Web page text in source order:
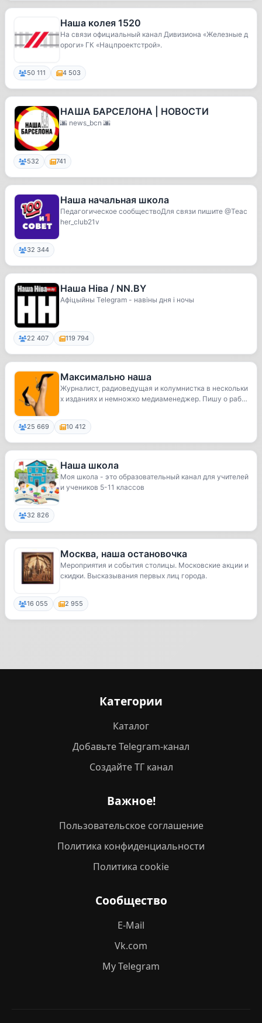
Наша колея 1520
На связи официальный канал Дивизиона «Железные д
ороги» ГК «Нацпроектстрой».
50 111 4 503
НАША БАРСЕЛОНА | НОВОСТИ
🌆 news_bcn 🌆
532 741
Наша начальная школа
Педагогическое сообществоДля связи пишите @Teac
her_club21v
32 344
Наша Нiва / NN.BY
Афiцыйны Telegram - навiны дня i ночы
22 407 119 794
Максимально наша
Журналист, радиоведущая и колумнистка в нескольки
х изданиях и немножко медиаменеджер. Пишу о раб
25 669 10 412
Наша школа
Моя школа - это образовательный канал для учителей
и учеников 5-11 классов
32 826
Москва, наша остановочка
Мероприятия и события столицы. Московские акции и
скидки. Высказывания первых лиц города.
16 055 2 955
Категории
Каталог
Добавьте Telegram-канал
Создайте ТГ канал
Важное!
Пользовательское соглашение
Политика конфиденциальности
Политика cookie
Сообщество
E-Mail
Vk.com
My Telegram